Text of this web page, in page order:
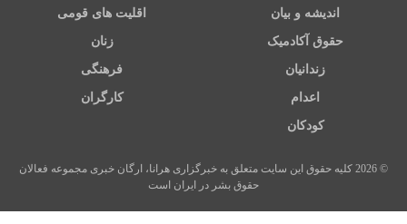
اندیشه و بیان اقلیت های قومی
حقوق آکادمیک زنان
زندانیان فرهنگی
اعدام کارگران
کودکان
© 2026 کلیه حقوق این سایت متعلق به خبرگزاری هرانا، ارگان خبری مجموعه فعالان
حقوق بشر در ایران است